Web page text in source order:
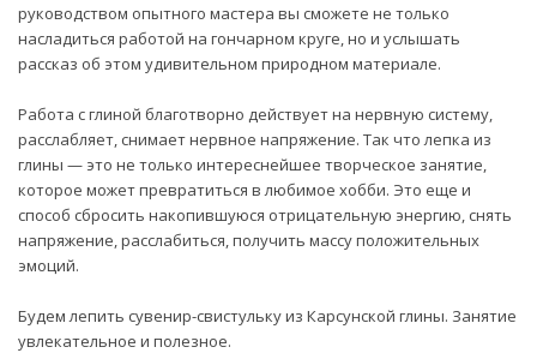
руководством опытного мастера вы сможете не только
насладиться работой на гончарном круге, но и услышать
рассказ об этом удивительном природном материале.
Работа с глиной благотворно действует на нервную систему,
расслабляет, снимает нервное напряжение. Так что лепка из
глины — это не только интереснейшее творческое занятие,
которое может превратиться в любимое хобби. Это еще и
способ сбросить накопившуюся отрицательную энергию, снять
напряжение, расслабиться, получить массу положительных
эмоций.
Будем лепить сувенир-свистульку из Карсунской глины. Занятие
увлекательное и полезное.